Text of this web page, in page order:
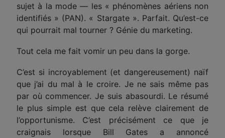
sujet à la mode — les « phénomènes aériens non
identifiés » (PAN). « Stargate ». Parfait. Qu’est-ce
qui pourrait mal tourner ? Génie du marketing.
Tout cela me fait vomir un peu dans la gorge.
C’est si incroyablement (et dangereusement) naïf
que j’ai du mal à le croire. Je ne sais même pas
par où commencer. Je suis abasourdi. Le résumé
le plus simple est que cela relève clairement de
l’opportunisme. C’est précisément ce que je
craignais lorsque Bill Gates a annoncé